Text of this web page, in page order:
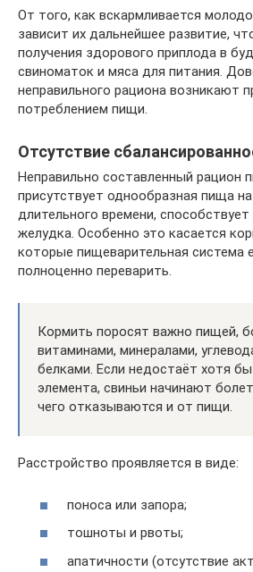
От того, как вскармливается
зависит их дальнейшее развитие,
получения здорового приплода в
свиноматок и мяса для питания.
неправильного рациона возникают
потреблением пищи.
Отсутствие
Неправильно составленный рацион
присутствует однообразная пища
длительного времени,
желудка. Особенно это касается
которые пищеварительная система
полноценно переварить.
Кормить поросят важно пищей,
витаминами, минералами,
белками. Если недостаёт хотя
элемента, свиньи начинают
чего отказываются и от пищи.
Расстройство проявляется в виде:
поноса или запора;
тошноты и рвоты;
апатичности (отсутствие